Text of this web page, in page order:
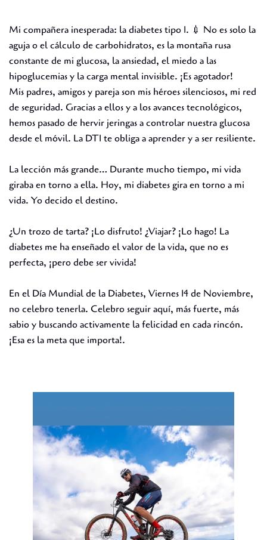
Mi compañera inesperada: la diabetes tipo 1. 💉 No es solo la
aguja o el cálculo de carbohidratos, es la montaña rusa
constante de mi glucosa, la ansiedad, el miedo a las
hipoglucemias y la carga mental invisible. ¡Es agotador!
Mis padres, amigos y pareja son mis héroes silenciosos, mi red
de seguridad. Gracias a ellos y a los avances tecnológicos,
hemos pasado de hervir jeringas a controlar nuestra glucosa
desde el móvil. La DT1 te obliga a aprender y a ser resiliente.
La lección más grande… Durante mucho tiempo, mi vida
giraba en torno a ella. Hoy, mi diabetes gira en torno a mi
vida. Yo decido el destino.
¿Un trozo de tarta? ¡Lo disfruto! ¿Viajar? ¡Lo hago! La
diabetes me ha enseñado el valor de la vida, que no es
perfecta, ¡pero debe ser vivida!
En el Día Mundial de la Diabetes, Viernes 14 de Noviembre,
no celebro tenerla. Celebro seguir aquí, más fuerte, más
sabio y buscando activamente la felicidad en cada rincón.
¡Esa es la meta que importa!.